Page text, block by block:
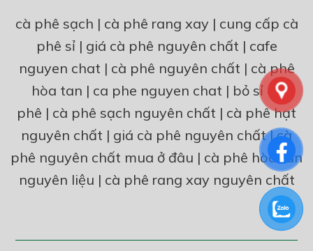
cà phê sạch | cà phê rang xay| cung cấp cà
phê sỉ| giá cà phê nguyên chất | cafe
nguyen chat | cà phê nguyên chất | cà phê
hòa tan | ca phe nguyen chat | bỏ sỉ cà
phê | cà phê sạch nguyên chất | cà phê hạt
nguyên chất | giá cà phê nguyên chất|cà
phê nguyên chất mua ở đâu | cà phê hòa tan
nguyên liệu | cà phê rang xay nguyên chất